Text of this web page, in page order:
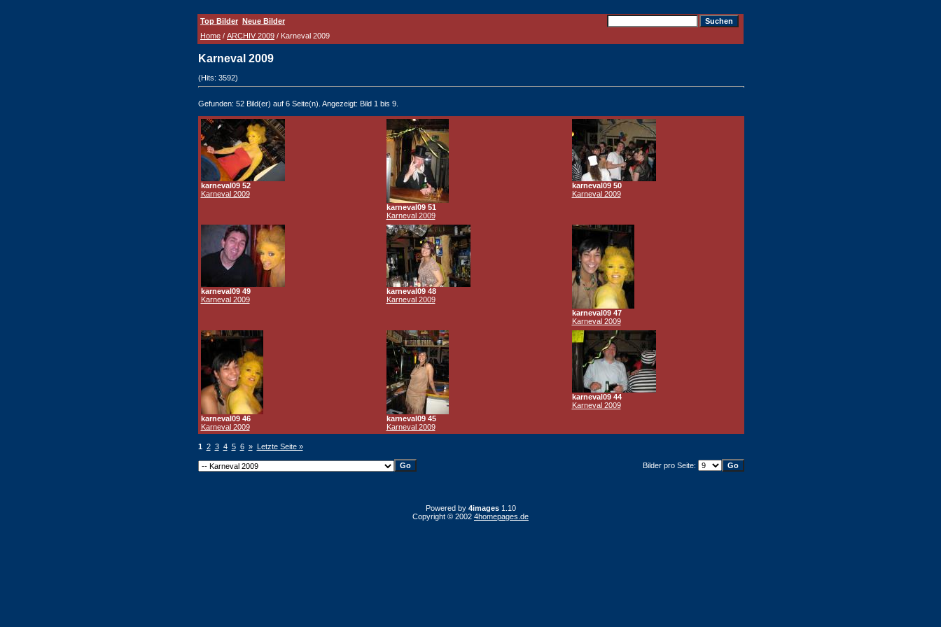
Top Bilder Neue Bilder
Home / ARCHIV 2009 / Karneval 2009
Karneval 2009
(Hits: 3592)
Gefunden: 52 Bild(er) auf 6 Seite(n). Angezeigt: Bild 1 bis 9.
karneval09 52
Karneval 2009
karneval09 51
Karneval 2009
karneval09 50
Karneval 2009
karneval09 49
Karneval 2009
karneval09 48
Karneval 2009
karneval09 47
Karneval 2009
karneval09 46
Karneval 2009
karneval09 45
Karneval 2009
karneval09 44
Karneval 2009
1 2 3 4 5 6 » Letzte Seite »
Bilder pro Seite:
Powered by 4images1.10
Copyright © 2002 4homepages.de